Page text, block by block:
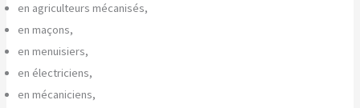
en agriculteurs mécanisés,
en maçons,
en menuisiers,
en électriciens,
en mécaniciens,